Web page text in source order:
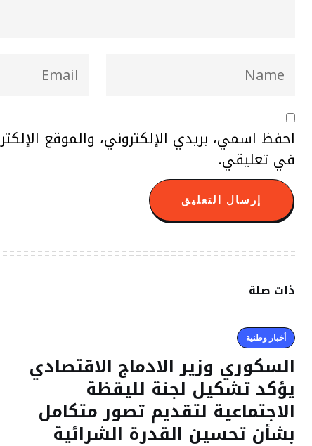
احفظ اسمي، بريدي الإلكتروني، والموقع
في تعليقي.
ذات صلة
أخبار وطنية
السكوري وزير الادماج الاقتصادي
يؤكد تشكيل لجنة لليقظة
الاجتماعية لتقديم تصور متكامل
بشأن تحسين القدرة الشرائية